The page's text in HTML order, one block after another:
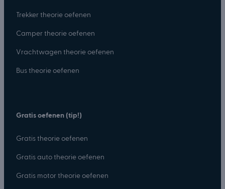
Trekker theorie oefenen
Camper theorie oefenen
Vrachtwagen theorie oefenen
Bus theorie oefenen
Gratis oefenen (tip!)
Gratis theorie oefenen
Gratis auto theorie oefenen
Gratis motor theorie oefenen